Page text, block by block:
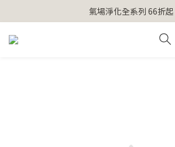
【官網獨家】首次消費 不限金額 即送 香
氣場淨化全系列 66折起
【官網獨家】首次消費 不限金額 即送 香